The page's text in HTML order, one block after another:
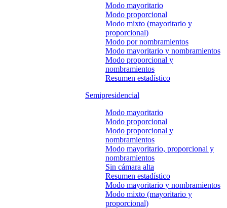
Modo mayoritario
Modo proporcional
Modo mixto (mayoritario y
proporcional)
Modo por nombramientos
Modo mayoritario y nombramientos
Modo proporcional y
nombramientos
Resumen estadístico
Semipresidencial
Modo mayoritario
Modo proporcional
Modo proporcional y
nombramientos
Modo mayoritario, proporcional y
nombramientos
Sin cámara alta
Resumen estadístico
Modo mayoritario y nombramientos
Modo mixto (mayoritario y
proporcional)